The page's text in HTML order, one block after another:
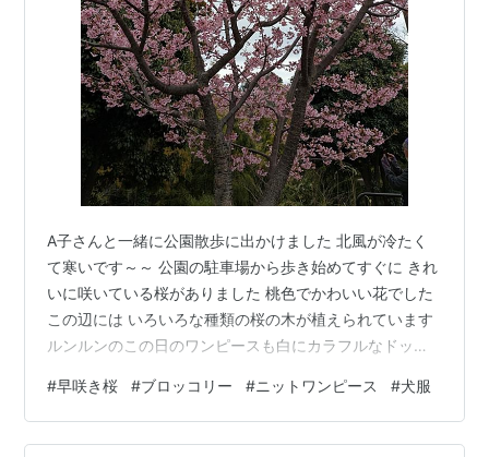
A子さんと一緒に公園散歩に出かけました 北風が冷たく
て寒いです～～ 公園の駐車場から歩き始めてすぐに きれ
いに咲いている桜がありました 桃色でかわいい花でした
この辺には いろいろな種類の桜の木が植えられています
ルンルンのこの日のワンピースも白にカラフルなドット
した クリスマスローズがいっぱい咲いていました 椿の種
類かしら・・・落ちた花がきれいでした バラ園のガゼボ
で少し休憩したけれど・・・寒い寒い！！！ 家に戻って
#早咲き桜 #ブロッコリー #ニットワンピース #犬服